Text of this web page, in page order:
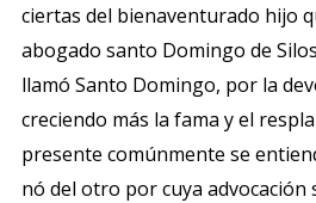
ciertas del bienaventurado hijo
abogado santo Domingo de
llamó Santo Domingo, por la
creciendo más la fama y el
presente comúnmente se
nó del otro por cuya advocación